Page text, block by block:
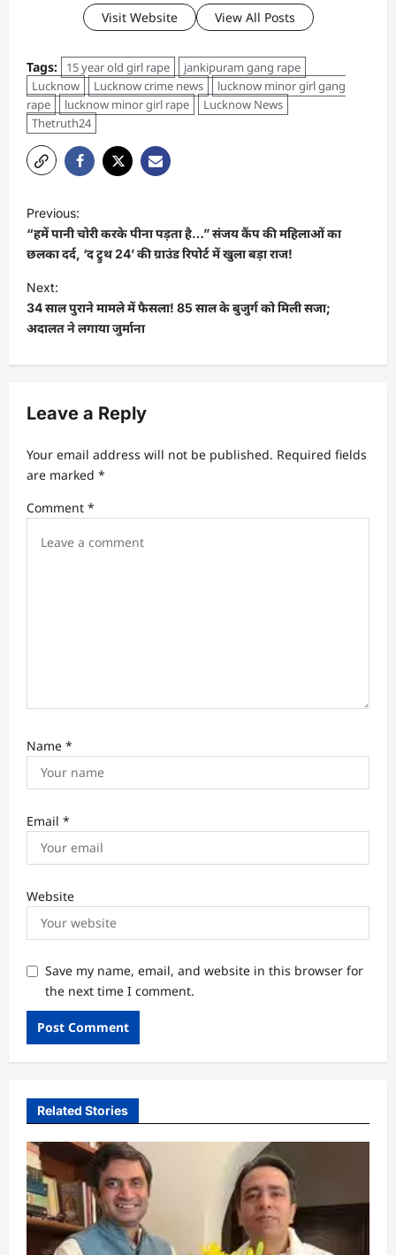
Visit Website View All Posts
Tags: 15 year old girl rape
jankipuram gang rape
Lucknow
Lucknow crime news
lucknow minor girl gang
rape
lucknow minor girl rape
Lucknow News
Thetruth24
Previous:
“हमें पानी चोरी करके पीना पड़ता है…” संजय कैंप की महिलाओं का
छलका दर्द, ‘द ट्रुथ 24’ की ग्राउंड रिपोर्ट में खुला बड़ा राज!
Next:
34 साल पुराने मामले में फैसला! 85 साल के बुजुर्ग को मिली सजा;
अदालत ने लगाया जुर्माना
Leave a Reply
Your email address will not be published. Required fields
are marked *
Comment *
Name *
Email *
Website
Save my name, email, and website in this browser for
the next time I comment.
Related Stories